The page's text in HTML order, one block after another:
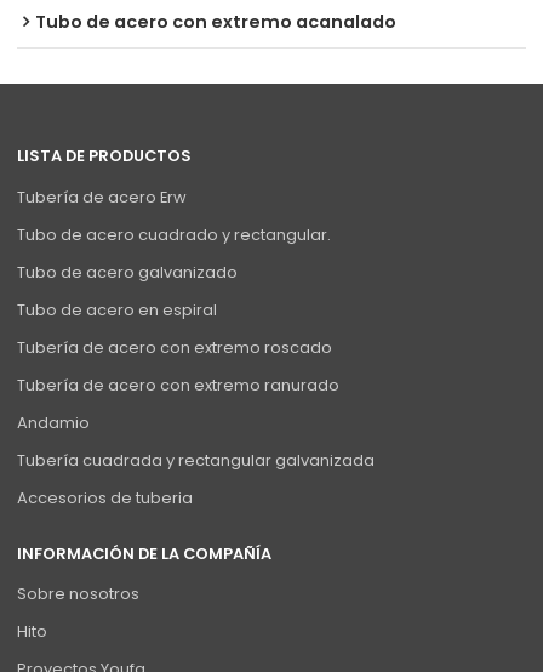
Tubo de acero con extremo acanalado
LISTA DE PRODUCTOS
Tubería de acero Erw
Tubo de acero cuadrado y rectangular.
Tubo de acero galvanizado
Tubo de acero en espiral
Tubería de acero con extremo roscado
Tubería de acero con extremo ranurado
Andamio
Tubería cuadrada y rectangular galvanizada
Accesorios de tuberia
INFORMACIÓN DE LA COMPAÑÍA
Sobre nosotros
Hito